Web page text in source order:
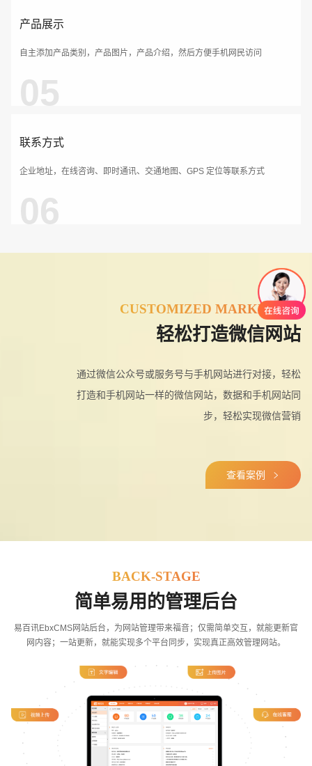
05
产品展示
自主添加产品类别，产品图片，产品介绍，然后方便手机网民访问
06
联系方式
企业地址，在线咨询、即时通讯、交通地图、GPS 定位等联系方式
CUSTOMIZED MARKETING
轻松打造微信网站
通过微信公众号或服务号与手机网站进行对接，轻松
打造和手机网站一样的微信网站，数据和手机网站同
步，轻松实现微信营销
查看案例
BACK-STAGE
简单易用的管理后台
易百讯EbxCMS网站后台，为网站管理带来福音；仅需简单交互，就能更新官
网内容；一站更新，就能实现多个平台同步，实现真正高效管理网站。
创意品牌型网站 · 标准企业官网建设 · 外贸网
电商及系统平台开发 · 微信小程序开发 · 年度